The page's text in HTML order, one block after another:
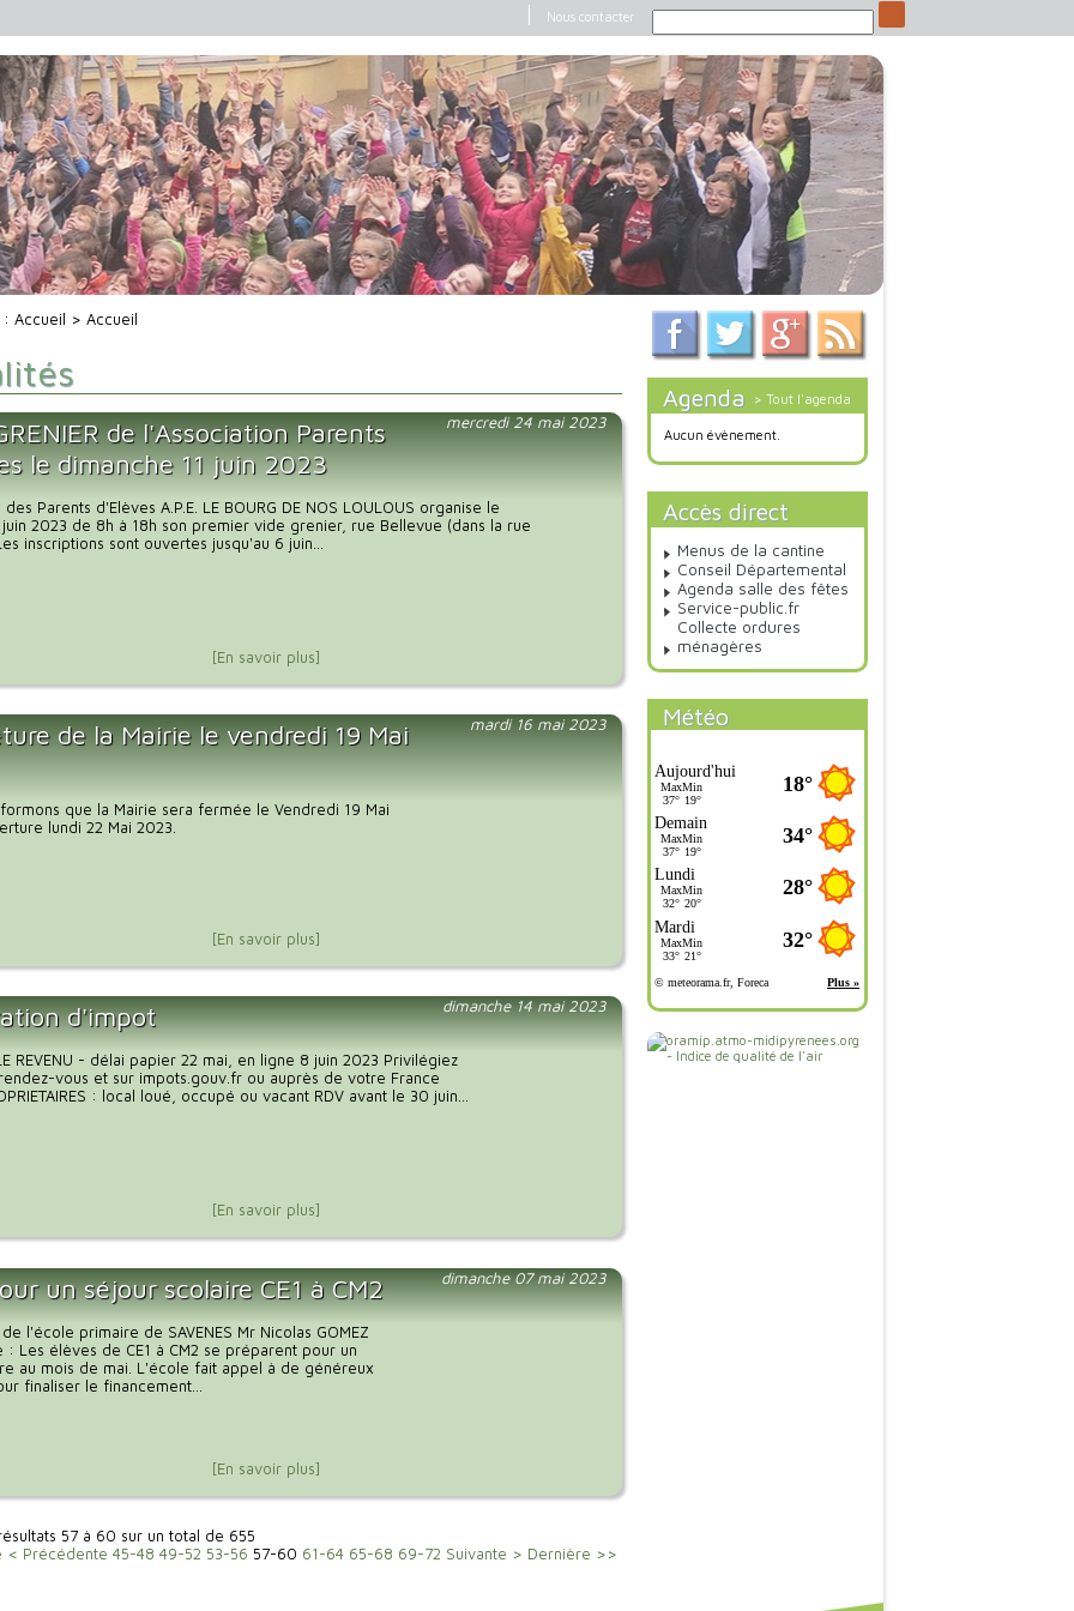
Nous contacter
:Accueil > Accueil
mercredi 24 mai 2023
de l'Association Parents
le dimanche 11 juin 2023
Parents d'Elèves A.P.E. LE BOURG DE NOS LOULOUS organise le
juin 2023 de 8h à 18h son premier vide grenier, rue Bellevue (dans la rue
inscriptions sont ouvertes jusqu'au 6 juin...
[En savoir plus]
mardi 16 mai 2023
de la Mairie le vendredi 19 Mai
que la Mairie sera fermée le Vendredi 19 Mai
lundi 22 Mai 2023.
[En savoir plus]
dimanche 14 mai 2023
d'impot
REVENU - délai papier 22 mai, en ligne 8 juin 2023 Privilégiez
vous et sur impots.gouv.fr ou auprès de votre France
: local loué, occupé ou vacant RDV avant le 30 juin...
[En savoir plus]
dimanche 07 mai 2023
un séjour scolaire CE1 à CM2
l'école primaire de SAVENES Mr Nicolas GOMEZ
: Les élèves de CE1 à CM2 se préparent pour un
au mois de mai. L'école fait appel à de généreux
finaliser le financement...
[En savoir plus]
57 à 60 sur un total de 655
< Précédente 45-48 49-52 53-56 57-60 61-64 65-68 69-72 Suivante > Dernière >>
Agenda > Tout l'agenda
Aucun évènement.
Accès direct
Menus de la cantine
Conseil Départemental
Agenda salle des fêtes
Service-public.fr
Collecte ordures
ménagères
Météo